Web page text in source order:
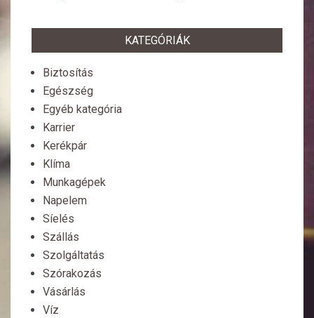
KATEGÓRIÁK
Biztosítás
Egészség
Egyéb kategória
Karrier
Kerékpár
Klíma
Munkagépek
Napelem
Síelés
Szállás
Szolgáltatás
Szórakozás
Vásárlás
Víz